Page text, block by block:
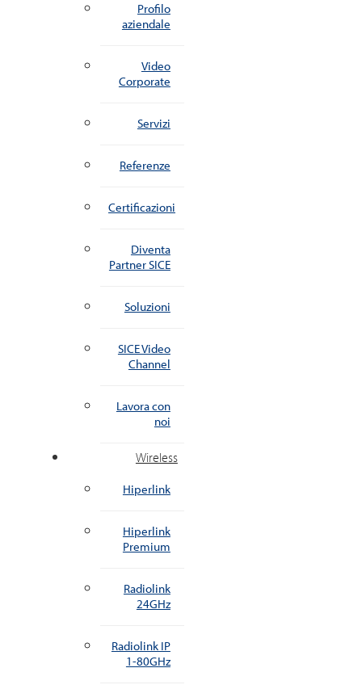
Profilo
aziendale
Video
Corporate
Servizi
Referenze
Certificazioni
Diventa
Partner SICE
Soluzioni
SICE Video
Channel
Lavora con
noi
Wireless
Hiperlink
Hiperlink
Premium
Radiolink
24GHz
Radiolink IP
1-80GHz